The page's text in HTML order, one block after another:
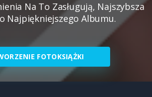
Na To Zasługują, Najszybsza
Najpiękniejszego Albumu.
FOTOKSIĄŻKI